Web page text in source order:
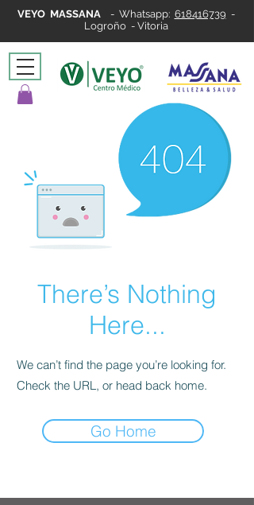
VEYO MASSANA- Whatsapp: 618416739 -
Logroño - Vitoria
There’s Nothing
Here...
We can’t find the page you’re looking for.
Check the URL, or head back home.
Go Home